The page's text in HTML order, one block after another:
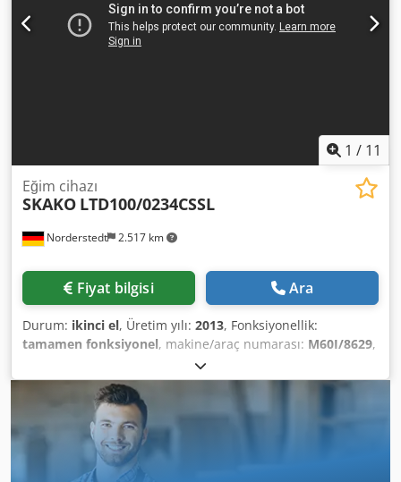
1 / 11
Norderstedt 2.517 km
Eğim cihazı
SKAKO LTD100/0234CSSL
Fiyat bilgisi Ara
Durum: ikinci el, Üretim yılı: 2013, Fonksiyonellik:
tamamen fonksiyonel, makine/araç numarası: M60I/8629,
Teklif numarası: M60I/8629 Makine türü: Marka: SKAKO
Tip: LTD100/0234CSSL İmalat yılı: 2013 Dodpswi Sv Nsfx
Amajwa Kapasite: 1 to Kullanım yüksekliği: 2337 mm Ofis:
Almanya´da